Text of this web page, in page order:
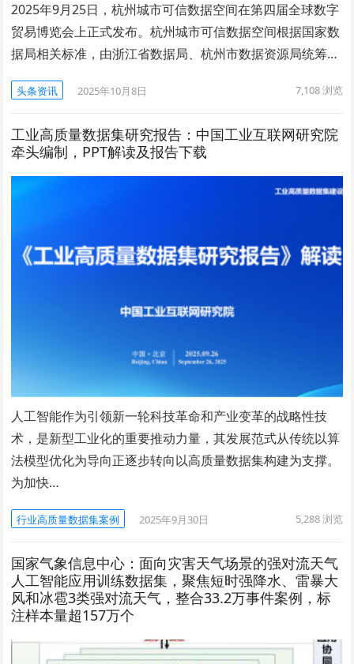
2025年9月25日，杭州城市可信数据空间在第四届全球数字
贸易博览会上正式发布。杭州城市可信数据空间根据国家数
据局相关标准，由浙江省数据局、杭州市数据资源局统筹…
头条资讯 2025年10月8日 7,108浏览
工业高质量数据集研究报告：中国工业互联网研究院
牵头编制，PPT解读及报告下载
人工智能作为引领新一轮科技革命和产业变革的战略性技
术，是新型工业化的重要推动力量，其发展范式从传统以算
法模型优化为导向正逐步转向以高质量数据集构建为支撑。
为加快…
行业高质量数据集案例 2025年9月30日 5,288浏览
国家气象信息中心：面向灾害天气场景的强对流天气
人工智能应用训练数据集，聚焦短时强降水、雷暴大
风和冰雹3类强对流天气，整合33.2万事件案例，标
注样本量超157万个